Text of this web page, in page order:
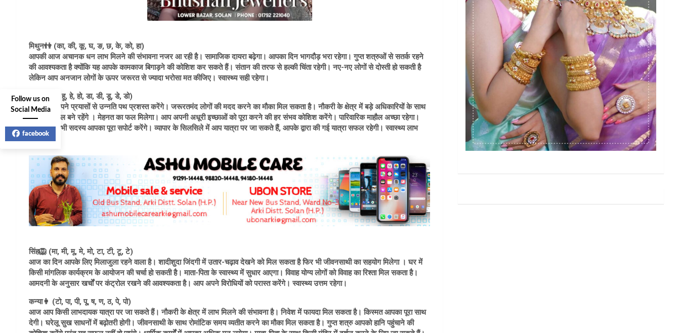
मिथुन👫 (का, की, कू, घ, ङ, छ, के, को, हा)
आपकी आज अचानक धन लाभ मिलने की संभावना नजर आ रही है। सामाजिक दायरा बढ़ेगा। आपका दिन भागदौड़ भरा रहेगा। गुप्त शत्रुओं से सतर्क रहने
की आवश्यकता है क्योंकि यह आपके कामकाज बिगाड़ने की कोशिश कर सकते हैं। संतान की तरफ से हल्की चिंता रहेगी। नए-नए लोगों से दोस्ती हो सकती है
लेकिन आप अनजान लोगों के ऊपर जरूरत से ज्यादा भरोसा मत कीजिए। स्वास्थ्य सही रहेगा।
कर्क🦀 (ही, हू, हे, हो, डा, डी, डू, डे, डो)
आज आप अपने प्रयासों से उन्नति पथ प्रशस्त करेंगे। जरूरतमंद लोगों की मदद करने का मौका मिल सकता है। नौकरी के क्षेत्र में बड़े अधिकारियों के साथ
बेहतर तालमेल बने रहेंगे । मेहनत का फल मिलेगा। आप अपनी अधूरी इच्छाओं को पूरा करने की हर संभव कोशिश करेंगे। पारिवारिक माहौल अच्छा रहेगा।
परिवार के सभी सदस्य आपका पूरा सपोर्ट करेंगे। व्यापार के सिलसिले में आप यात्रा पर जा सकते हैं, आपके द्वारा की गई यात्रा सफल रहेगी। स्वास्थ्य लाभ
होगा।
सिंह🦁 (मा, मी, मू, मे, मो, टा, टी, टू, टे)
आज का दिन आपके लिए मिलाजुला रहने वाला है। शादीशुदा जिंदगी में उतार-चढ़ाव देखने को मिल सकता है फिर भी जीवनसाथी का सहयोग मिलेगा । घर में
किसी मांगलिक कार्यक्रम के आयोजन की चर्चा हो सकती है। माता-पिता के स्वास्थ्य में सुधार आएगा। विवाह योग्य लोगों को विवाह का रिश्ता मिल सकता है।
आमदनी के अनुसार खर्चों पर कंट्रोल रखने की आवश्यकता है। आप अपने विरोधियों को परास्त करेंगे। स्वास्थ्य उत्तम रहेगा।
कन्या👩 (टो, पा, पी, पू, ष, ण, ठ, पे, पो)
आज आप किसी लाभदायक यात्रा पर जा सकते हैं। नौकरी के क्षेत्र में लाभ मिलने की संभावना है। निवेश में फायदा मिल सकता है। किस्मत आपका पूरा साथ
देगी। घरेलू सुख साधनों में बढ़ोतरी होगी। जीवनसाथी के साथ रोमांटिक समय व्यतीत करने का मौका मिल सकता है। गुप्त शत्रु आपको हानि पहुंचाने की
Follow us on
Social Media
facebook